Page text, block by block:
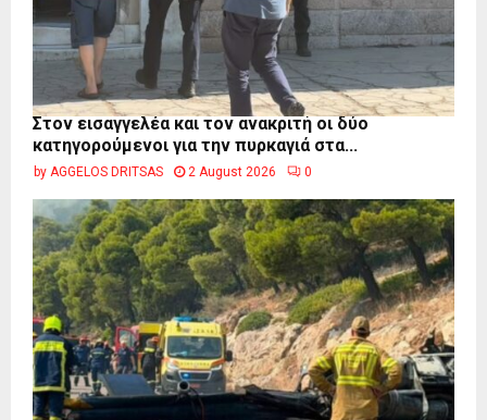
Στον εισαγγελέα και τον ανακριτή οι δύο
κατηγορούμενοι για την πυρκαγιά στα...
by AGGELOS DRITSAS 2 August 2026 0